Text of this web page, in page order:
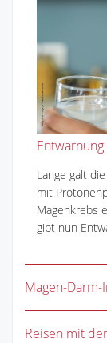
Lange galt
mit
Magenkrebs
gibt nun
Magen-
Reisen mit